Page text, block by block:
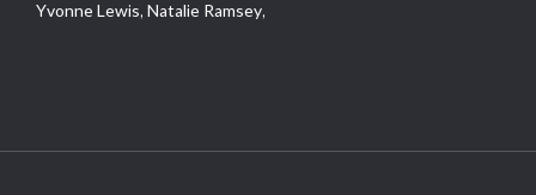
Yvonne Lewis, Natalie Ramsey,